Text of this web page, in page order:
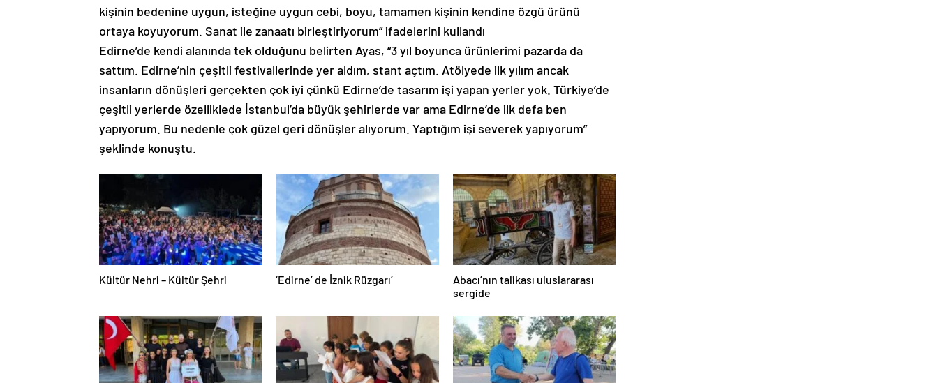
kişinin bedenine uygun, isteğine uygun cebi, boyu, tamamen kişinin kendine özgü ürünü
ortaya koyuyorum. Sanat ile zanaatı birleştiriyorum” ifadelerini kullandı
Edirne’de kendi alanında tek olduğunu belirten Ayas, “3 yıl boyunca ürünlerimi pazarda da
sattım. Edirne’nin çeşitli festivallerinde yer aldım, stant açtım. Atölyede ilk yılım ancak
insanların dönüşleri gerçekten çok iyi çünkü Edirne’de tasarım işi yapan yerler yok. Türkiye’de
çeşitli yerlerde özelliklede İstanbul’da büyük şehirlerde var ama Edirne’de ilk defa ben
yapıyorum. Bu nedenle çok güzel geri dönüşler alıyorum. Yaptığım işi severek yapıyorum”
şeklinde konuştu.
Kültür Nehri – Kültür Şehri ‘Edirne’ de İznik Rüzgarı’
Abacı’nın talikası uluslararası
sergide